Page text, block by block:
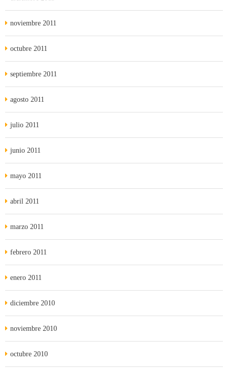
noviembre 2011
octubre 2011
septiembre 2011
agosto 2011
julio 2011
junio 2011
mayo 2011
abril 2011
marzo 2011
febrero 2011
enero 2011
diciembre 2010
noviembre 2010
octubre 2010